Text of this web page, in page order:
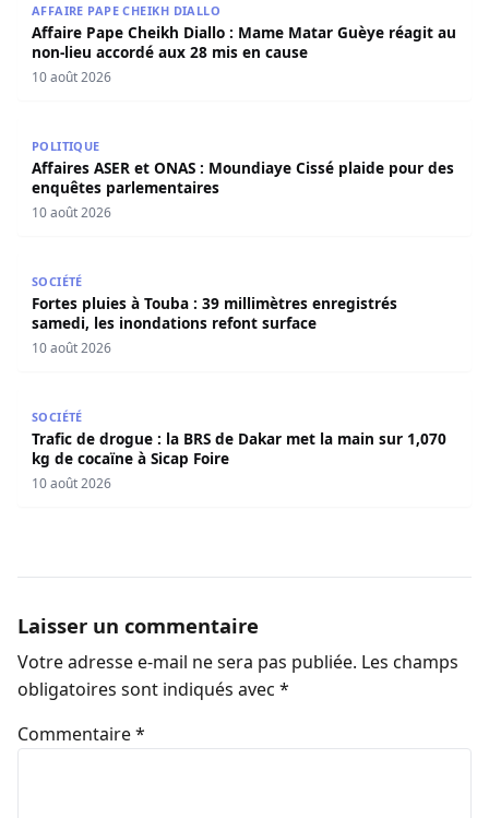
AFFAIRE PAPE CHEIKH DIALLO
Affaire Pape Cheikh Diallo : Mame Matar Guèye réagit au
non-lieu accordé aux 28 mis en cause
10 août 2026
POLITIQUE
Affaires ASER et ONAS : Moundiaye Cissé plaide pour des
enquêtes parlementaires
10 août 2026
SOCIÉTÉ
Fortes pluies à Touba : 39 millimètres enregistrés
samedi, les inondations refont surface
10 août 2026
SOCIÉTÉ
Trafic de drogue : la BRS de Dakar met la main sur 1,070
kg de cocaïne à Sicap Foire
10 août 2026
Laisser un commentaire
Votre adresse e-mail ne sera pas publiée. Les champs
obligatoires sont indiqués avec *
Commentaire*